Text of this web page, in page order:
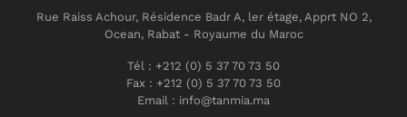
Rue Raiss Achour, Résidence Badr A, ler étage, Apprt NO 2,
Ocean, Rabat - Royaume du Maroc
Tél : +212 (0) 5 37 70 73 50
Fax : +212 (0) 5 37 70 73 50
Email : info@tanmia.ma